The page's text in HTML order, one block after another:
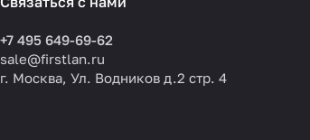
+7 495 649-69-62
sale@firstlan.ru
г. Москва, Ул. Водников д.2 стр. 4